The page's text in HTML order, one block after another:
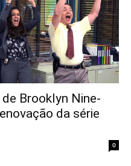
Brooklyn Nine-
da série
0